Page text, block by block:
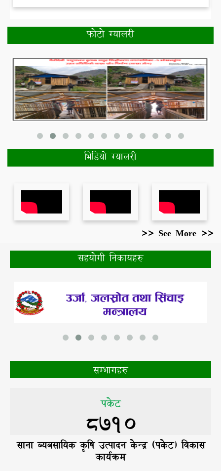
फोटो ग्यालरी
भिडियो ग्यालरी
>> See More >>
सहयोगी निकायहरु
सम्भागहरु
पकेट
8710
साना ब्यबसायिक कृषि उत्पादन केन्द्र (पकेट) विकास
कार्यक्रम